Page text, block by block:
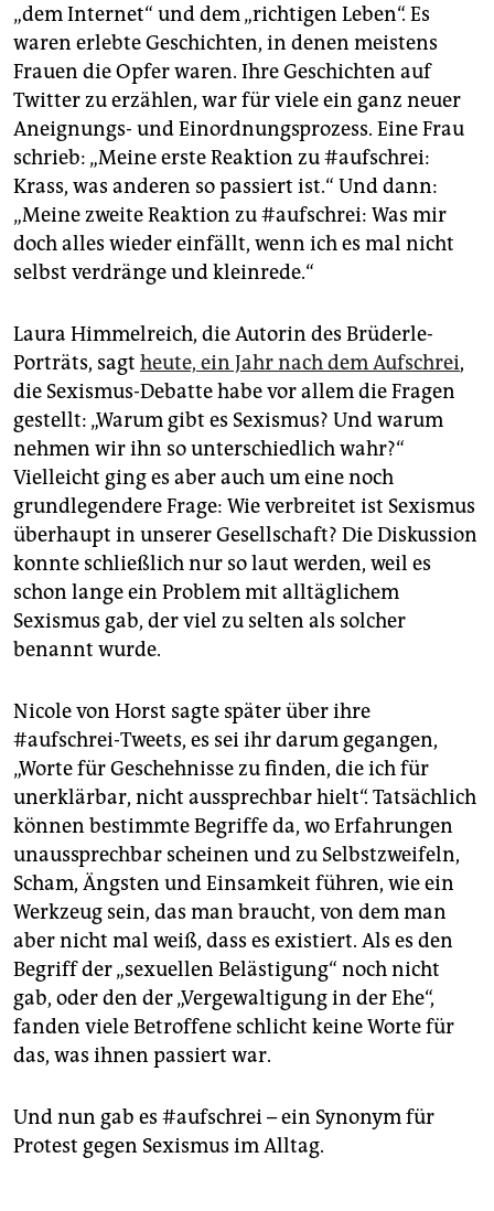
„dem Internet“ und dem „richtigen Leben“. Es
waren erlebte Geschichten, in denen meistens
Frauen die Opfer waren. Ihre Geschichten auf
Twitter zu erzählen, war für viele ein ganz neuer
Aneignungs- und Einordnungsprozess. Eine Frau
schrieb: „Meine erste Reaktion zu #aufschrei:
Krass, was anderen so passiert ist.“ Und dann:
„Meine zweite Reaktion zu #aufschrei: Was mir
doch alles wieder einfällt, wenn ich es mal nicht
selbst verdränge und kleinrede.“
Laura Himmelreich, die Autorin des Brüderle-
Porträts, sagt heute, ein Jahr nach dem Aufschrei,
die Sexismus-Debatte habe vor allem die Fragen
gestellt: „Warum gibt es Sexismus? Und warum
nehmen wir ihn so unterschiedlich wahr?“
Vielleicht ging es aber auch um eine noch
grundlegendere Frage: Wie verbreitet ist Sexismus
überhaupt in unserer Gesellschaft? Die Diskussion
konnte schließlich nur so laut werden, weil es
schon lange ein Problem mit alltäglichem
Sexismus gab, der viel zu selten als solcher
benannt wurde.
Nicole von Horst sagte später über ihre
#aufschrei-Tweets, es sei ihr darum gegangen,
„Worte für Geschehnisse zu finden, die ich für
unerklärbar, nicht aussprechbar hielt“. Tatsächlich
können bestimmte Begriffe da, wo Erfahrungen
unaussprechbar scheinen und zu Selbstzweifeln,
Scham, Ängsten und Einsamkeit führen, wie ein
Werkzeug sein, das man braucht, von dem man
aber nicht mal weiß, dass es existiert. Als es den
Begriff der „sexuellen Belästigung“ noch nicht
gab, oder den der „Vergewaltigung in der Ehe“,
fanden viele Betroffene schlicht keine Worte für
das, was ihnen passiert war.
Und nun gab es #aufschrei – ein Synonym für
Protest gegen Sexismus im Alltag.